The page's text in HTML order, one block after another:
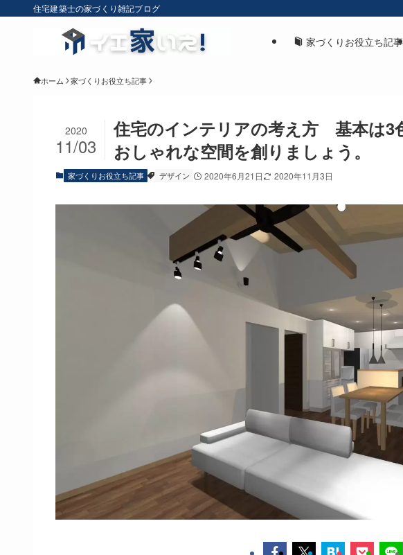
住宅建築士の家づくり雑記ブログ
家づくりお役立ち記事
ホーム 家づくりお役立ち記事
住宅のインテリアの考え方 基本は3
おしゃれな空間を創りましょう。
2020
11/03
家づくりお役立ち記事 デザイン 2020年6月21日 2020年11月3日